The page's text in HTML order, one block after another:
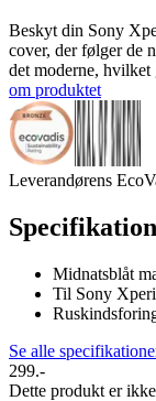
Beskyt din Sony
cover, der følger de
det moderne, hvilket
om produktet
Leverandørens
Midnatsblåt
Til Sony
Se alle
299.-
Dette produkt er